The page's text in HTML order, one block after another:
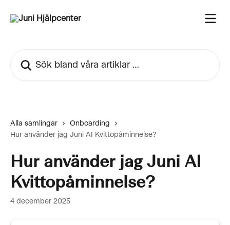
Alla samlingar
Onboarding
Hur använder jag Juni AI Kvittopåminnelse?
Hur använder jag Juni AI
Kvittopåminnelse?
4 december 2025